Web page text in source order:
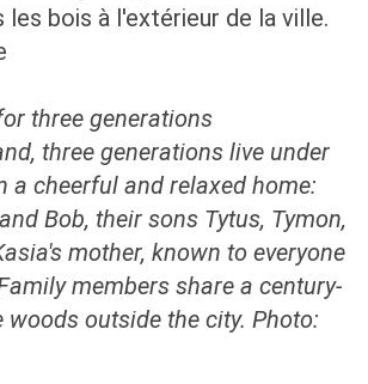
les bois à l'extérieur de la ville.
three generations
three generations live under
a cheerful and relaxed home:
Bob, their sons Tytus, Tymon,
mother, known to everyone
members share a century-
woods outside the city. Photo: